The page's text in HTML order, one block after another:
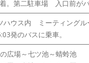
第二駐車場 入口前がバ
ウス内 ミーティングル
のバスに乗車。
広場～七ツ池～蜻蛉池